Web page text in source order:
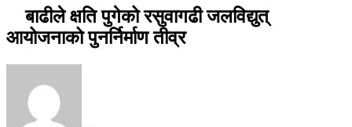
बाढीले क्षति पुगेको रसुवागढी जलविद्युत्
आयोजनाको पुनर्निर्माण तीव्र